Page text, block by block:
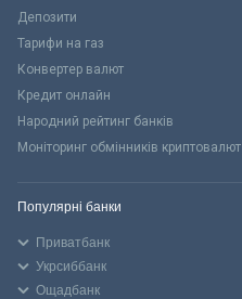
Депозити
Тарифи на газ
Конвертер валют
Кредит онлайн
Народний рейтинг банків
Моніторинг обмінників криптовалют
Популярні банки
Приватбанк
Укрсиббанк
Ощадбанк